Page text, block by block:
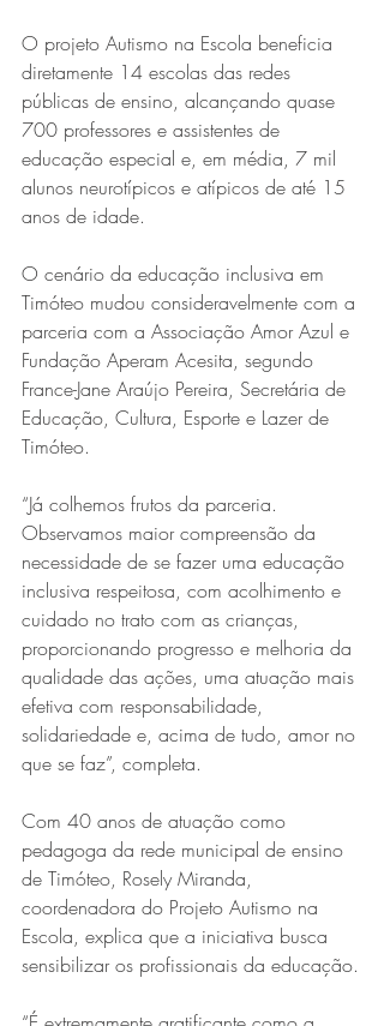
O projeto Autismo na Escola beneficia
diretamente 14 escolas das redes
públicas de ensino, alcançando quase
700 professores e assistentes de
educação especial e, em média, 7 mil
alunos neurotípicos e atípicos de até 15
anos de idade.
O cenário da educação inclusiva em
Timóteo mudou consideravelmente com a
parceria com a Associação Amor Azul e
Fundação Aperam Acesita, segundo
France-Jane Araújo Pereira, Secretária de
Educação, Cultura, Esporte e Lazer de
Timóteo.
“Já colhemos frutos da parceria.
Observamos maior compreensão da
necessidade de se fazer uma educação
inclusiva respeitosa, com acolhimento e
cuidado no trato com as crianças,
proporcionando progresso e melhoria da
qualidade das ações, uma atuação mais
efetiva com responsabilidade,
solidariedade e, acima de tudo, amor no
que se faz”, completa.
Com 40 anos de atuação como
pedagoga da rede municipal de ensino
de Timóteo, Rosely Miranda,
coordenadora do Projeto Autismo na
Escola, explica que a iniciativa busca
sensibilizar os profissionais da educação.